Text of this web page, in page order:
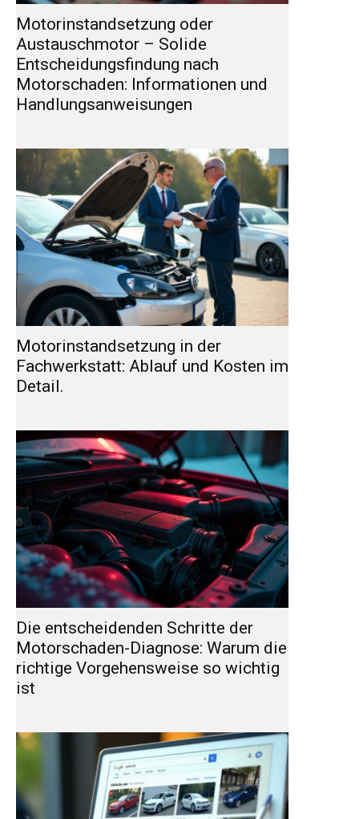
Motorinstandsetzung oder
Austauschmotor – Solide
Entscheidungsfindung nach
Motorschaden: Informationen und
Handlungsanweisungen
Motorinstandsetzung in der
Fachwerkstatt: Ablauf und Kosten im
Detail.
Die entscheidenden Schritte der
Motorschaden-Diagnose: Warum die
richtige Vorgehensweise so wichtig
ist